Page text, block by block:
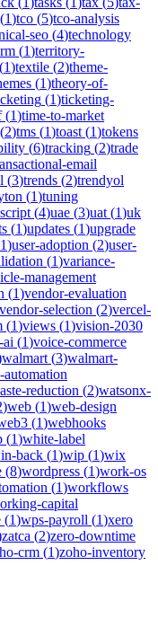
(1)tco (5)tco-analysis
seo (4)technology
(1)territory-
(1)textile (2)theme-
(1)theory-of-
(1)ticketing-
(1)time-to-market
(2)tms (1)toast (1)tokens
(6)tracking (2)trade
email
(3)trends (2)trendyol
(1)tuning
(4)uae (3)uat (1)uk
(1)updates (1)upgrade
1)user-adoption (2)user-
(1)variance-
management
(1)vendor-evaluation
vendor-selection (2)vercel-
(1)views (1)vision-2030
ai (1)voice-commerce
walmart (3)walmart-
automation
reduction (2)watsonx-
)web (1)web-design
(1)webhooks
(1)white-label
back (1)wip (1)wix
(8)wordpress (1)work-os
(1)workflows
capital
(1)wps-payroll (1)xero
zatca (2)zero-downtime
crm (1)zoho-inventory